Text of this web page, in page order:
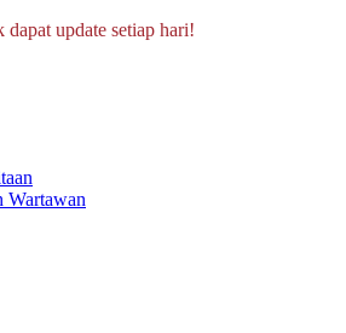
update setiap hari!
Wartawan